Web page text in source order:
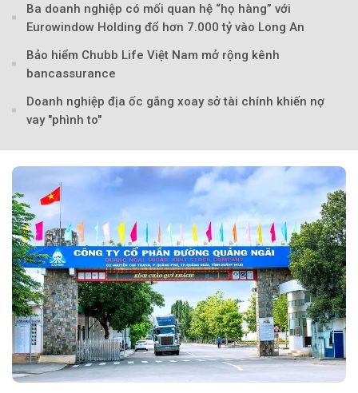
Ba doanh nghiệp có mối quan hệ “họ hàng” với
Eurowindow Holding đổ hơn 7.000 tỷ vào Long An
Bảo hiểm Chubb Life Việt Nam mở rộng kênh
bancassurance
Doanh nghiệp địa ốc gắng xoay sở tài chính khiến nợ
vay "phình to"